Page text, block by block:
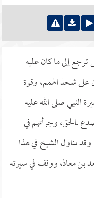
إلى ما كان عليه
على شحذ الهمم، وقوة
النبي صلى الله عليه
بالحق، وجرأتهم في
وقد تناول الشيخ في هذا
معاذ، ووقف في سيرته